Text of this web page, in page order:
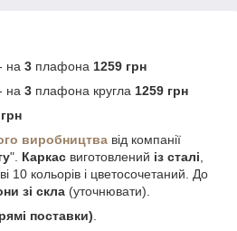
на 3 плафона 1259 грн
на 3 плафона кругла 1259 грн
грн
виробництва від компанії
". Каркас виготовлений із сталі
10 кольорів і цветосочетаний. До
зі скла (уточнювати).
поставки)